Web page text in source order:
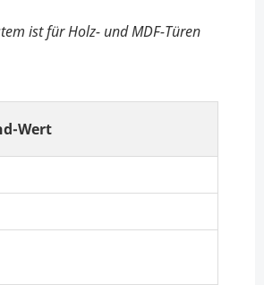
ist für Holz- und MDF-Türen
Wert